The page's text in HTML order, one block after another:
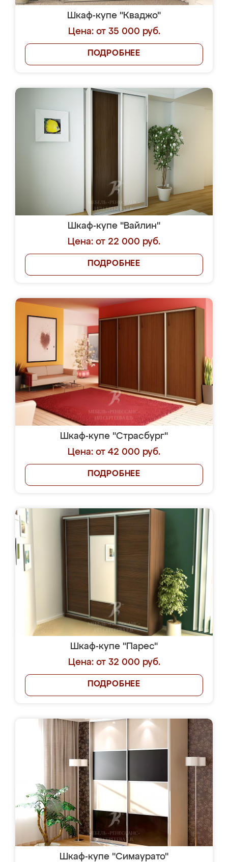
Шкаф-купе "Кваджо"
Цена: от 35 000 руб.
ПОДРОБНЕЕ
Шкаф-купе "Вайлин"
Цена: от 22 000 руб.
ПОДРОБНЕЕ
Шкаф-купе "Страсбург"
Цена: от 42 000 руб.
ПОДРОБНЕЕ
Шкаф-купе "Парес"
Цена: от 32 000 руб.
ПОДРОБНЕЕ
Шкаф-купе "Симаурато"